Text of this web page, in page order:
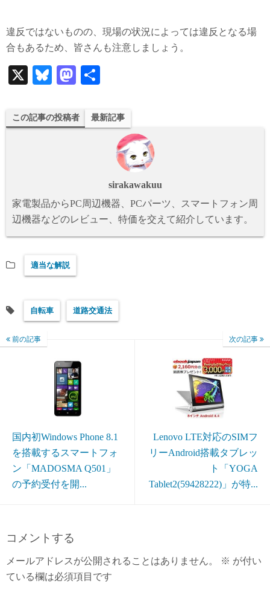
違反ではないものの、現場の状況によっては違反となる場
合もあるため、皆さんも注意しましょう。
X
Bl
sk
y
M
to
do
この記事の投稿者 最新記事
sirakawakuu
家電製品からPC周辺機器、PCパーツ、スマートフォン周
辺機器などのレビュー、特価を交えて紹介しています。
適当な解説
自転車 道路交通法
前の記事
国内初Windows Phone 8.1
を搭載するスマートフォ
ン「MADOSMA Q501」
の予約受付を開...
次の記事
Lenovo LTE対応のSIMフ
リーAndroid搭載タブレッ
ト「YOGA
Tablet2(59428222)」が特...
コメントする
メールアドレスが公開されることはありません。 ※ が付い
ている欄は必須項目です